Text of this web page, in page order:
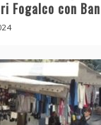
Fogalco con